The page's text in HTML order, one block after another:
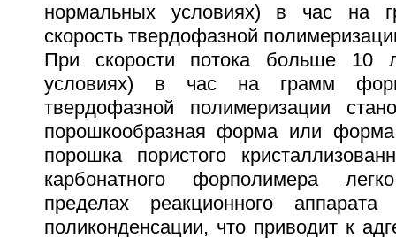
нормальных условиях) в час на
скорость твердофазной
При скорости потока больше 10
условиях) в час на грамм
твердофазной полимеризации
порошкообразная форма или форма
порошка пористого
карбонатного форполимера
пределах реакционного
поликонденсации, что приводит к